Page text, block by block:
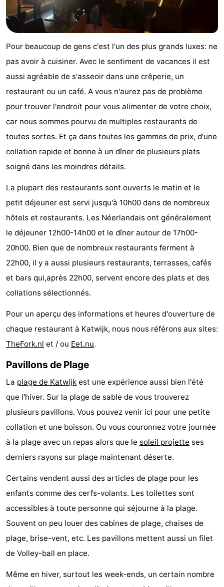
jeux
de
être
Villages
villes
Sports
Piscines
-
du
Randonnée
-
Terrains
de
golf
Surfen
-
Peche
Sportive
-
Equitation
Boire
manger
Événements
Pratiques
Forum
-
Stationnement
Adresses
Médicales
Région
Hollande-
Nature
Schoorlse
Duinen
-
Bergen
aan
Zee
-
Bergen
-
Alkmaar
-
Egmond
Pour beaucoup de gens c'est l'un des plus grands luxes: ne
pas avoir à cuisiner. Avec le sentiment de vacances il est
aussi agréable de s'asseoir dans une crêperie, un
restaurant ou un café. A vous n'aurez pas de problème
pour trouver l'endroit pour vous alimenter de votre choix,
car nous sommes pourvu de multiples restaurants de
toutes sortes. Et ça dans toutes les gammes de prix, d'une
collation rapide et bonne à un dîner de plusieurs plats
soigné dans les moindres détails.
La plupart des restaurants sont ouverts le matin et le
petit déjeuner est servi jusqu'à 10h00 dans de nombreux
hôtels et restaurants. Les Néerlandais ont généralement
le déjeuner 12h00-14h00 et le dîner autour de 17h00-
20h00. Bien que de nombreux restaurants ferment à
22h00, il y a aussi plusieurs restaurants, terrasses, cafés
et bars qui,après 22h00, servent encore des plats et des
collations sélectionnés.
Pour un aperçu des informations et heures d'ouverture de
chaque restaurant à Katwijk, nous nous référons aux sites:
TheFork.nl et / ou Eet.nu.
Pavillons de Plage
La plage de Katwijk est une expérience aussi bien l'été
que l'hiver. Sur la plage de sable de vous trouverez
plusieurs pavillons. Vous pouvez venir ici pour une petite
collation et une boisson. Ou vous couronnez votre journée
à la plage avec un repas alors que le soleil projette ses
derniers rayons sur plage maintenant déserte.
Certains vendent aussi des articles de plage pour les
enfants comme des cerfs-volants. Les toilettes sont
accessibles à toute personne qui séjourne à la plage.
Souvent on peu louer des cabines de plage, chaises de
plage, brise-vent, etc. Les pavillons mettent aussi un filet
de Volley-ball en place.
Même en hiver, surtout les week-ends, un certain nombre